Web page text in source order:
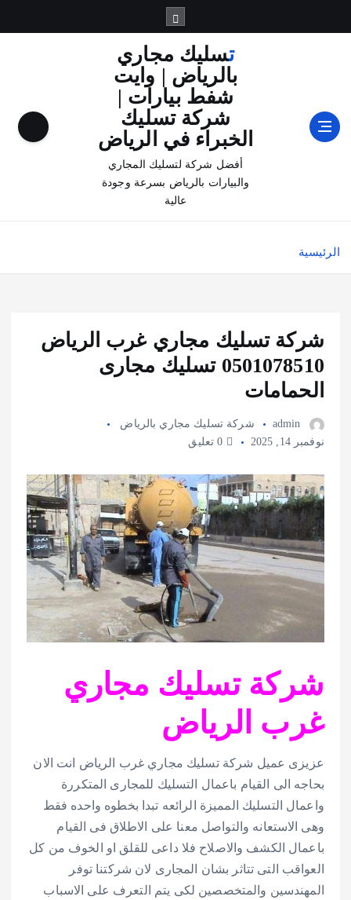
تسليك مجاري
بالرياض | وايت
شفط بيارات |
شركة تسليك
الخبراء في الرياض
أفضل شركة لتسليك المجاري
والبيارات بالرياض بسرعة وجودة
عالية
الرئيسية
شركة تسليك مجاري غرب الرياض
0501078510 تسليك مجارى
الحمامات
admin
شركة تسليك مجاري بالرياض
نوفمبر 14, 2025
شركة تسليك مجاري
غرب الرياض
عزيزى عميل شركة تسليك مجاري غرب الرياض انت الان
بحاجه الى القيام باعمال التسليك للمجارى المتكررة
واعمال التسليك المميزة الرائعه تبدا بخطوه واحده فقط
وهى الاستعانه والتواصل معنا على الاطلاق فى القيام
باعمال الكشف والاصلاح فلا داعى للقلق او الخوف من كل
العواقب التى تتاثر بشان المجارى لان شركتنا توفر
المهندسين والمتخصصين لكى يتم التعرف على الاسباب